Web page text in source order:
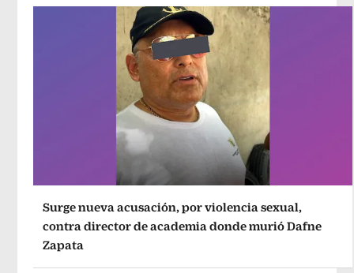
Surge nueva acusación, por violencia sexual,
contra director de academia donde murió Dafne
Zapata